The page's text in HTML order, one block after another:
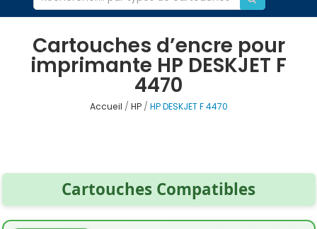
Cartouches d’encre pour
imprimante HP DESKJET F
4470
Accueil HP HP DESKJET F 4470
Cartouches Compatibles